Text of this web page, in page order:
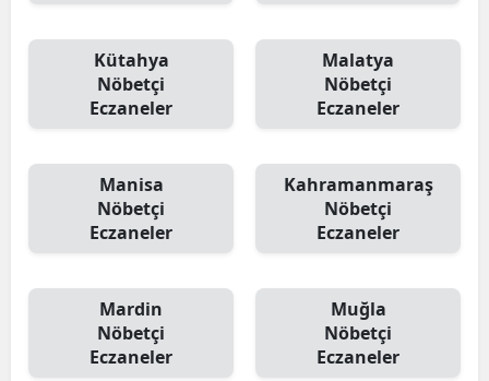
Kütahya
Nöbetçi
Eczaneler
Malatya
Nöbetçi
Eczaneler
Manisa
Nöbetçi
Eczaneler
Kahramanmaraş
Nöbetçi
Eczaneler
Mardin
Nöbetçi
Eczaneler
Muğla
Nöbetçi
Eczaneler